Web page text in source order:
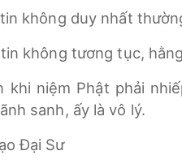
không duy nhất
không tương tục,
khi niệm Phật phải
sanh, ấy là vô lý.
Đại Sư